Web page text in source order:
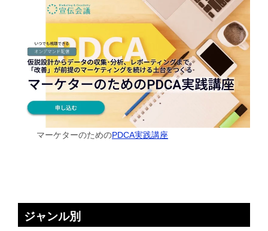
マーケターのためのPDCA実践講座
ジャンル別